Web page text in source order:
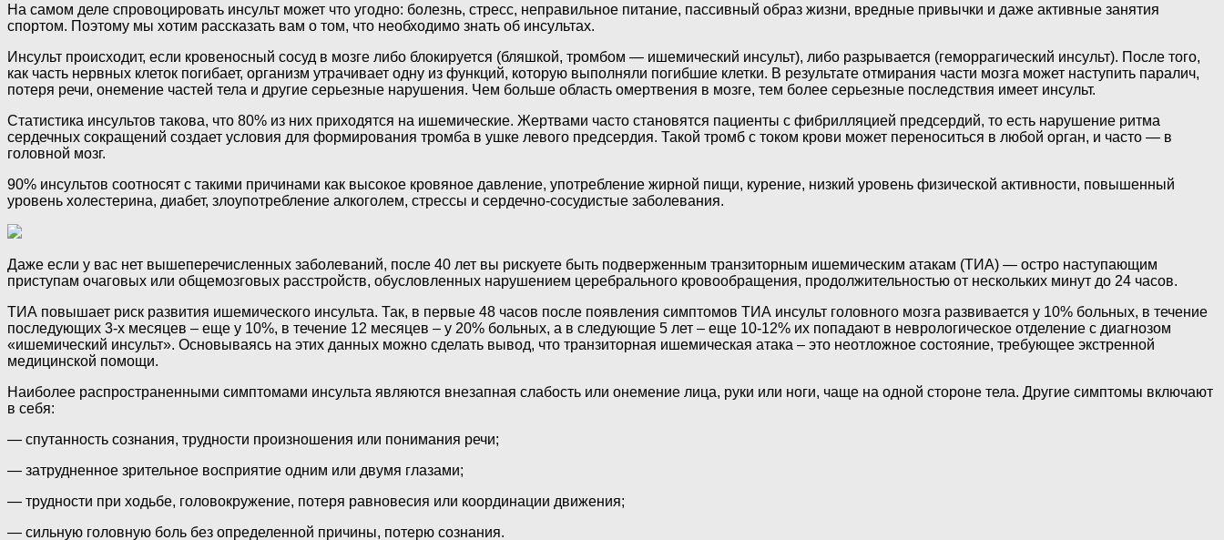
На самом деле спровоцировать инсульт может что угодно: болезнь, стресс, неправильное питание, пассивный образ жизни, вредные привычки и даже активные занятия
спортом. Поэтому мы хотим рассказать вам о том, что необходимо знать об инсультах.
Инсульт происходит, если кровеносный сосуд в мозге либо блокируется (бляшкой, тромбом — ишемический инсульт), либо разрывается (геморрагический инсульт). После того,
как часть нервных клеток погибает, организм утрачивает одну из функций, которую выполняли погибшие клетки. В результате отмирания части мозга может наступить паралич,
потеря речи, онемение частей тела и другие серьезные нарушения. Чем больше область омертвения в мозге, тем более серьезные последствия имеет инсульт.
Статистика инсультов такова, что 80% из них приходятся на ишемические. Жертвами часто становятся пациенты с фибрилляцией предсердий, то есть нарушение ритма
сердечных сокращений создает условия для формирования тромба в ушке левого предсердия. Такой тромб с током крови может переноситься в любой орган, и часто — в
головной мозг.
90% инсультов соотносят с такими причинами как высокое кровяное давление, употребление жирной пищи, курение, низкий уровень физической активности, повышенный
уровень холестерина, диабет, злоупотребление алкоголем, стрессы и сердечно-сосудистые заболевания.
Даже если у вас нет вышеперечисленных заболеваний, после 40 лет вы рискуете быть подверженным транзиторным ишемическим атакам (ТИА) — остро наступающим
приступам очаговых или общемозговых расстройств, обусловленных нарушением церебрального кровообращения, продолжительностью от нескольких минут до 24 часов.
ТИА повышает риск развития ишемического инсульта. Так, в первые 48 часов после появления симптомов ТИА инсульт головного мозга развивается у 10% больных, в течение
последующих 3-х месяцев – еще у 10%, в течение 12 месяцев – у 20% больных, а в следующие 5 лет – еще 10-12% их попадают в неврологическое отделение с диагнозом
«ишемический инсульт». Основываясь на этих данных можно сделать вывод, что транзиторная ишемическая атака – это неотложное состояние, требующее экстренной
медицинской помощи.
Наиболее распространенными симптомами инсульта являются внезапная слабость или онемение лица, руки или ноги, чаще на одной стороне тела. Другие симптомы включают
в себя:
— спутанность сознания, трудности произношения или понимания речи;
— затрудненное зрительное восприятие одним или двумя глазами;
— трудности при ходьбе, головокружение, потеря равновесия или координации движения;
— сильную головную боль без определенной причины, потерю сознания.